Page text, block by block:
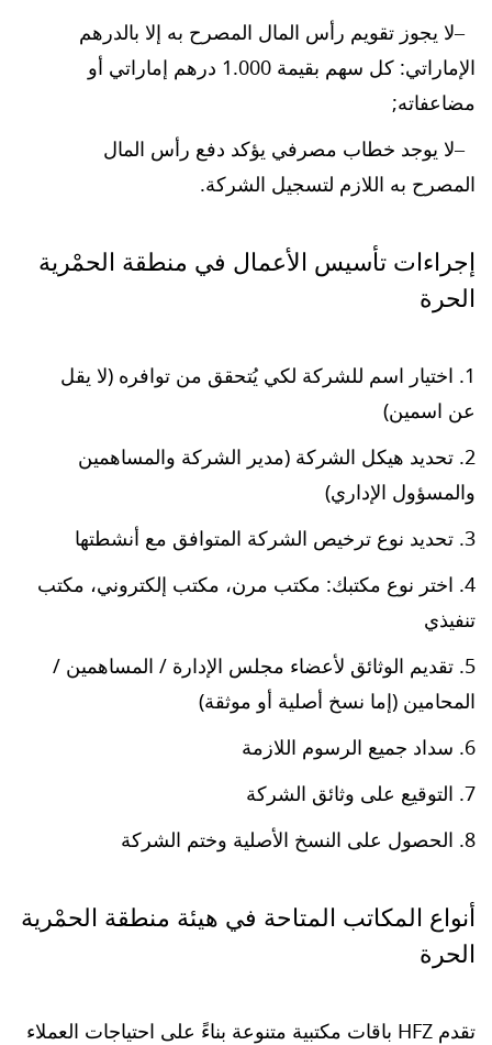
لا يجوز تقويم رأس المال المصرح به إلا بالدرهم
الإماراتي: كل سهم بقيمة 1.000 درهم إماراتي أو
مضاعفاته;
لا يوجد خطاب مصرفي يؤكد دفع رأس المال
المصرح به اللازم لتسجيل الشركة.
إجراءات تأسيس الأعمال في منطقة الحمْرية
الحرة
اختيار اسم للشركة لكي يُتحقق من توافره (لا يقل
عن اسمين)
تحديد هيكل الشركة (مدير الشركة والمساهمين
والمسؤول الإداري)
تحديد نوع ترخيص الشركة المتوافق مع أنشطتها
اختر نوع مكتبك: مكتب مرن، مكتب إلكتروني، مكتب
تنفيذي
تقديم الوثائق لأعضاء مجلس الإدارة / المساهمين /
المحامين (إما نسخ أصلية أو موثقة)
سداد جميع الرسوم اللازمة
التوقيع على وثائق الشركة
الحصول على النسخ الأصلية وختم الشركة
أنواع المكاتب المتاحة في هيئة منطقة الحمْرية
الحرة
تقدم HFZ باقات مكتبية متنوعة بناءً على احتياجات العملاء